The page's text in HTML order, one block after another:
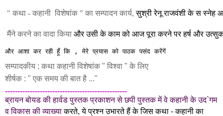
" कथा - कहानी  विशेषांक " का सम्पादन कार्य, सुश्री रेनू राजवंशी के स स्नेह
मैंने करने का वादा किया और उसी के काम को आज पूरा करने पर हर्ष और
और आशा कर रही हूँ कि , मेरे प्रयास को पाठक पसंद करेंगें
सम्पादकीय : कथा कहानी विशेषांक " विश्वा " के लिए
शीर्षक : " एक समय की बात है ..."
-------------------------------------------------
ब्रायन बोयड की हार्वड पुस्तक प्रकाशन से छपी पुस्तक में वे कहानी के उद`गम
व विकास की व्याख्याकरते, ये प्रश्न उभारते हैं के जिस कथा - कहानी का